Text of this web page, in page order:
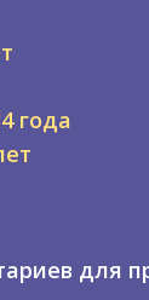
года
для